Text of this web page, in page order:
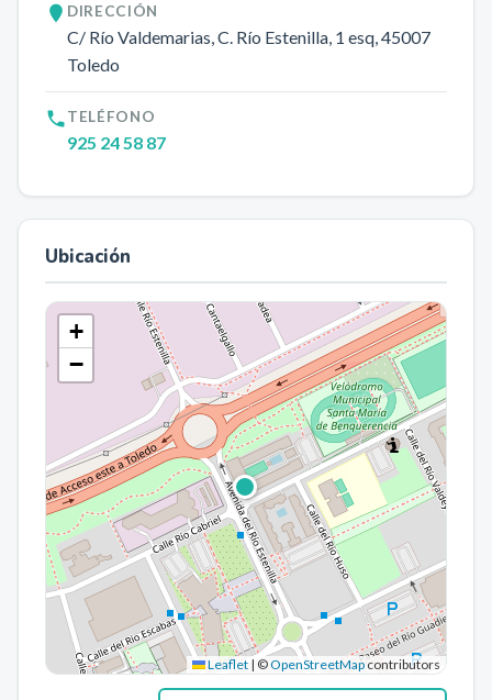
DIRECCIÓN
C/ Río Valdemarias, C. Río Estenilla, 1 esq, 45007
Toledo
TELÉFONO
925 24 58 87
Ubicación
+
−
Leaflet | ©OpenStreetMapcontributors